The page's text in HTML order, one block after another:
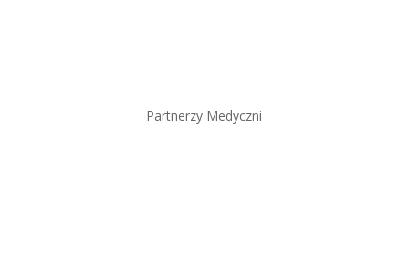
Partnerzy Medyczni